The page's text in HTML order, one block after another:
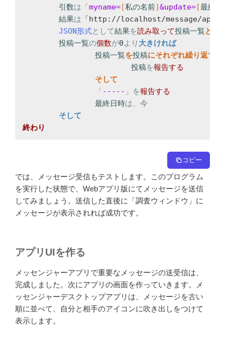
引数は 「myname=[私の名前]&update=[最終日
結果は 「http://localhost/message/
JSON形式として結果を読み取って投稿一覧
投稿一覧の個数が0より
投稿一覧を投稿に
投稿を
「----- 」 を
最終日時は、
終わり
コピー
では、メッセージ受信もテストします。このプログラム
を実行した状態で、Webアプリ版にてメッセージを送信
してみましょう。送信した直後に「調査ウィンドウ」に
メッセージが表示されれば成功です。
アプリUIを作る
メッセンジャーアプリで重要なメッセージの送受信は、
完成しました。次にアプリの画面を作っていきます。メ
ッセンジャーデスクトップアプリは、メッセージを古い
順に並べて、自分と相手のアイコンに吹き出しをつけて
表示します。